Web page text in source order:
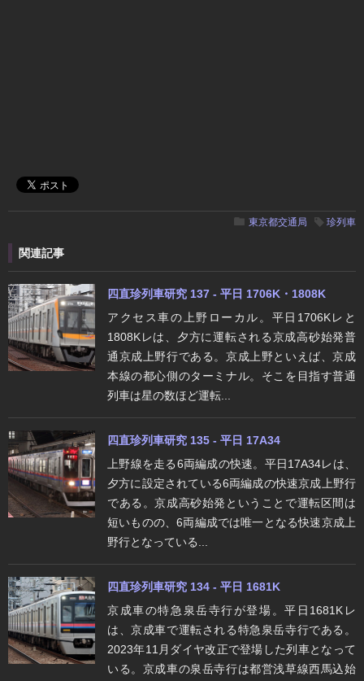
東京都交通局 珍列車
関連記事
四直珍列車研究 137 - 平日 1706K・1808K
アクセス車の上野ローカル。平日1706Kレと
1808Kレは、夕方に運転される京成高砂始発普
通京成上野行である。京成上野といえば、京成
本線の都心側のターミナル。そこを目指す普通
列車は星の数ほど運転...
四直珍列車研究 135 - 平日 17A34
上野線を走る6両編成の快速。平日17A34レは、
夕方に設定されている6両編成の快速京成上野行
である。京成高砂始発ということで運転区間は
短いものの、6両編成では唯一となる快速京成上
野行となっている...
四直珍列車研究 134 - 平日 1681K
京成車の特急泉岳寺行が登場。平日1681Kレ
は、京成車で運転される特急泉岳寺行である。
2023年11月ダイヤ改正で登場した列車となって
いる。京成車の泉岳寺行は都営浅草線西馬込始